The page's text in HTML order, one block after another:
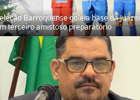
Barroquense goleia base da
terceiro amistoso preparatório